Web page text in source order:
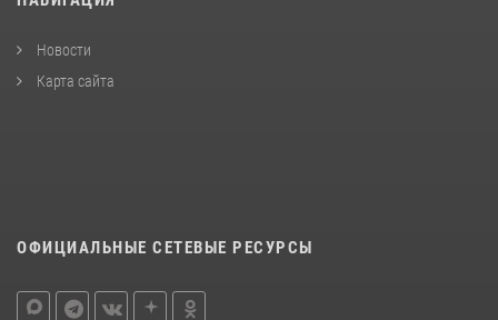
Новости
Карта сайта
ОФИЦИАЛЬНЫЕ СЕТЕВЫЕ РЕСУРСЫ